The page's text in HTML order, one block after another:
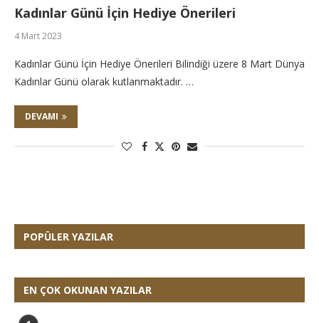
Kadınlar Günü İçin Hediye Önerileri
4 Mart 2023
Kadınlar Günü İçin Hediye Önerileri Bilindiği üzere 8 Mart Dünya
Kadınlar Günü olarak kutlanmaktadır. …
DEVAMI
POPÜLER YAZILAR
EN ÇOK OKUNAN YAZILAR